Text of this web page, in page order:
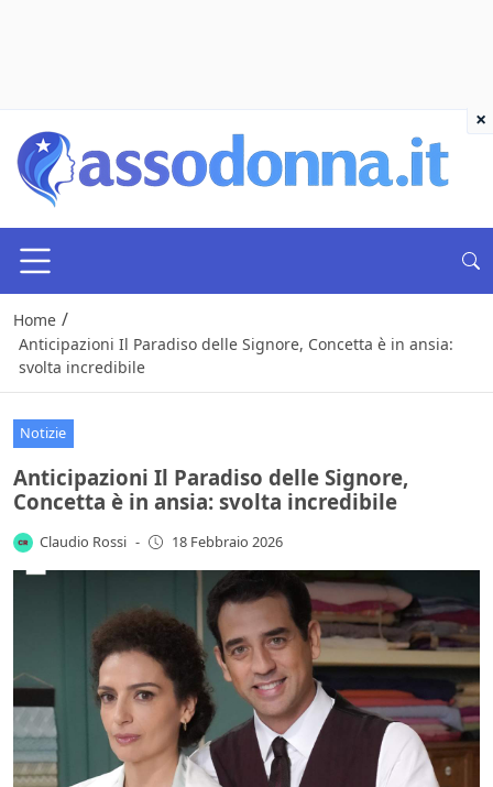
Home /
Anticipazioni Il Paradiso delle Signore, Concetta è in ansia:
svolta incredibile
Notizie
Anticipazioni Il Paradiso delle Signore,
Concetta è in ansia: svolta incredibile
Claudio Rossi - 18 Febbraio 2026
×